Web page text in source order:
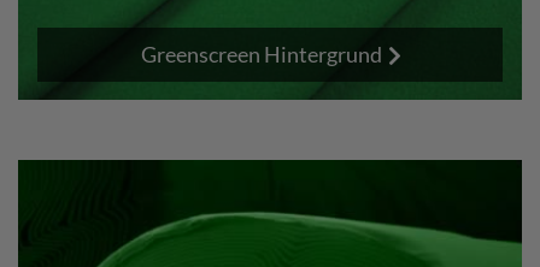
Greenscreen Hintergrund